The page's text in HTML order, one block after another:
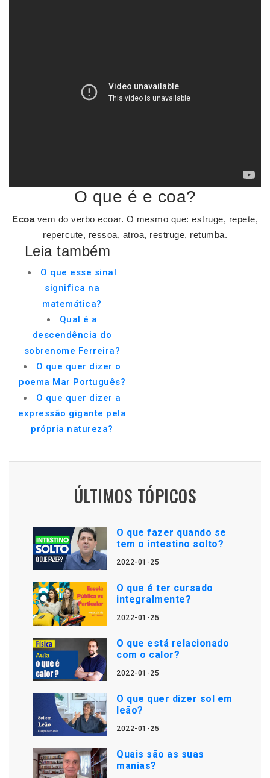
O que é e coa?
Ecoavem do verbo ecoar. O mesmo que: estruge, repete,
repercute, ressoa, atroa, restruge, retumba.
Leia também
O que esse sinal
significa na
matemática?
Qual é a
descendência do
sobrenome Ferreira?
O que quer dizer o
poema Mar Português?
O que quer dizer a
expressão gigante pela
própria natureza?
ÚLTIMOS TÓPICOS
O que fazer quando se
tem o intestino solto?
2022-01-25
O que é ter cursado
integralmente?
2022-01-25
O que está relacionado
com o calor?
2022-01-25
O que quer dizer sol em
leão?
2022-01-25
Quais são as suas
manias?